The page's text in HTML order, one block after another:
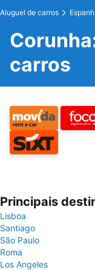
Aluguel de carros
carros
Principais
Lisboa
Santiago
São Paulo
Roma
Los Angeles